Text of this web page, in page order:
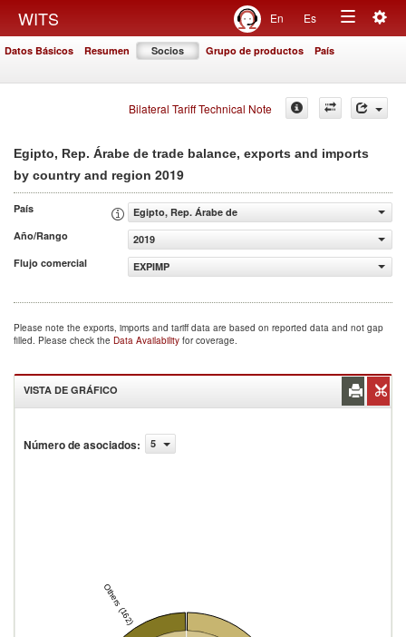
WITS En Es
Toggle
Datos Básicos Resumen Socios Grupo de productos País
Bilateral Tariff Technical Note
Egipto, Rep. Árabe de trade balance, exports and imports
by country and region 2019
País
Egipto, Rep. Árabe de
Año/Rango
2019
Flujo comercial
EXPIMP
Please note the exports, imports and tariff data are based on reported data and not gap
filled. Please check the Data Availability for coverage.
VISTA DE GRÁFICO
Número de asociados: 5
Others (162)